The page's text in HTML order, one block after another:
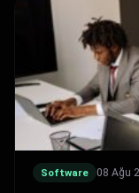
Software 08 Ağu